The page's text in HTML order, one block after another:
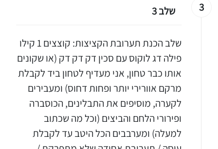
3 שלב 3
שלב הכנת תערובת הקציצות: קוצצים 1 קילו
פילה דג לוקוס עם סכין דק דק דק (או שקונים
אותו כבר טחון, אני מעדיף לטחון ביד לקבלת
מרקם אוורירי יותר ופחות דחוס) ומעבירים
לקערה, מוסיפים את התבלינים, הכוסברה
ופירורי הלחם והביצים (וכל מה שכתוב
למעלה) ומערבבים הכל היטב עד לקבלת